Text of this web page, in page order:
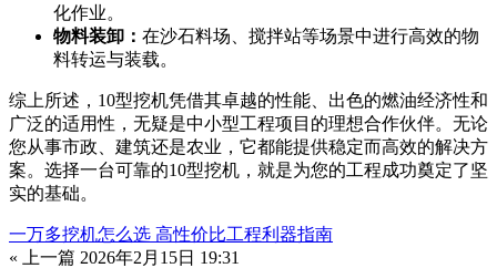
化作业。
物料装卸： 在沙石料场、搅拌站等场景中进行高效的物
料转运与装载。
综上所述，10型挖机凭借其卓越的性能、出色的燃油经济性和
广泛的适用性，无疑是中小型工程项目的理想合作伙伴。无论
您从事市政、建筑还是农业，它都能提供稳定而高效的解决方
案。选择一台可靠的10型挖机，就是为您的工程成功奠定了坚
实的基础。
一万多挖机怎么选 高性价比工程利器指南
« 上一篇 2026年2月15日 19:31